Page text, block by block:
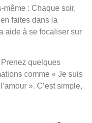
même : Chaque soir,
faites dans la
aide à se focaliser sur
quelques
comme « Je suis
». C’est simple,